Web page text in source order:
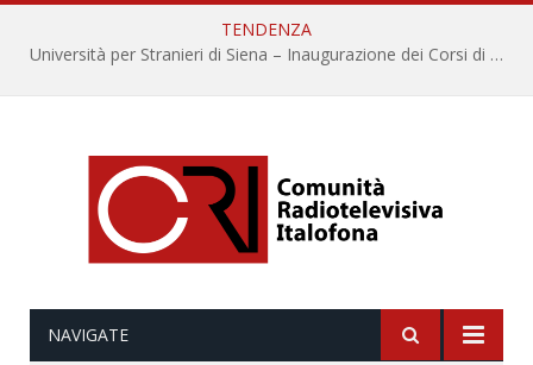
TENDENZA
Università per Stranieri di Siena – Inaugurazione dei Corsi di Lingua e Cultura Italiana, 109a annata
NAVIGATE